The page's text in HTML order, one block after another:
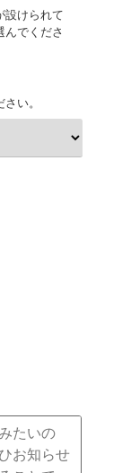
設けられて
でくださ
い。